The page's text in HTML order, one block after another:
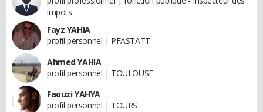
impots
Fayz YAHIA
profil personnel | PFASTATT
Ahmed YAHIA
profil personnel | TOULOUSE
Faouzi YAHYA
profil personnel | TOURS